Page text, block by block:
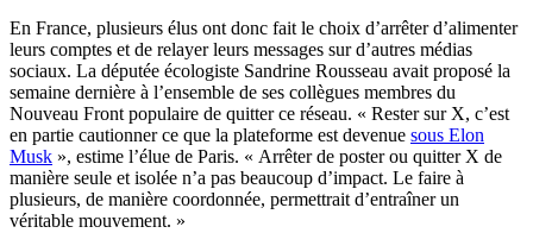
En France, plusieurs élus ont donc fait le choix d’arrêter d’alimenter
leurs comptes et de relayer leurs messages sur d’autres médias
sociaux. La députée écologiste Sandrine Rousseau avait proposé la
semaine dernière à l’ensemble de ses collègues membres du
Nouveau Front populaire de quitter ce réseau. « Rester sur X, c’est
en partie cautionner ce que la plateforme est devenue sous Elon
Musk », estime l’élue de Paris. « Arrêter de poster ou quitter X de
manière seule et isolée n’a pas beaucoup d’impact. Le faire à
plusieurs, de manière coordonnée, permettrait d’entraîner un
véritable mouvement. »